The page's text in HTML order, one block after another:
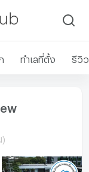
ทำเลที่ตั้ง รีวิว
)